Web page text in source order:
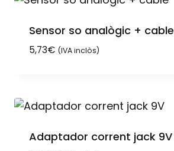
Sensor so analògic + cable
5,73€ (IVA inclòs)
Adaptador corrent jack 9V